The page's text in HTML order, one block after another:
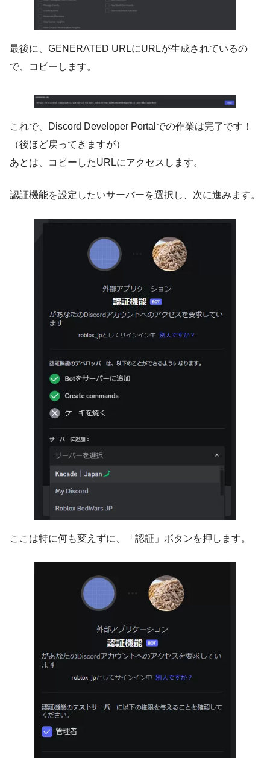
最後に、GENERATED URLにURLが生成されているの
で、コピーします。
これで、Discord Developer Portalでの作業は完了です！
（後ほど戻ってきますが）
あとは、コピーしたURLにアクセスします。
認証機能を設定したいサーバーを選択し、次に進みます。
ここは特に何も変えずに、「認証」ボタンを押します。